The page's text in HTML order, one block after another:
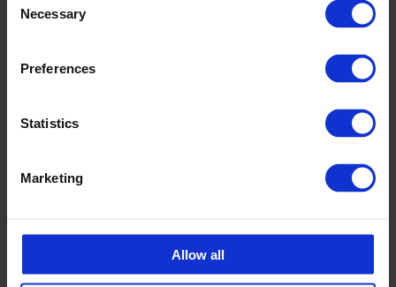
Selection
Necessary
Preferences
Statistics
Marketing
Allow all
Tillbehör